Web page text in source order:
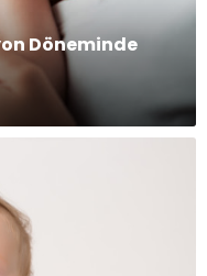
Döneminde